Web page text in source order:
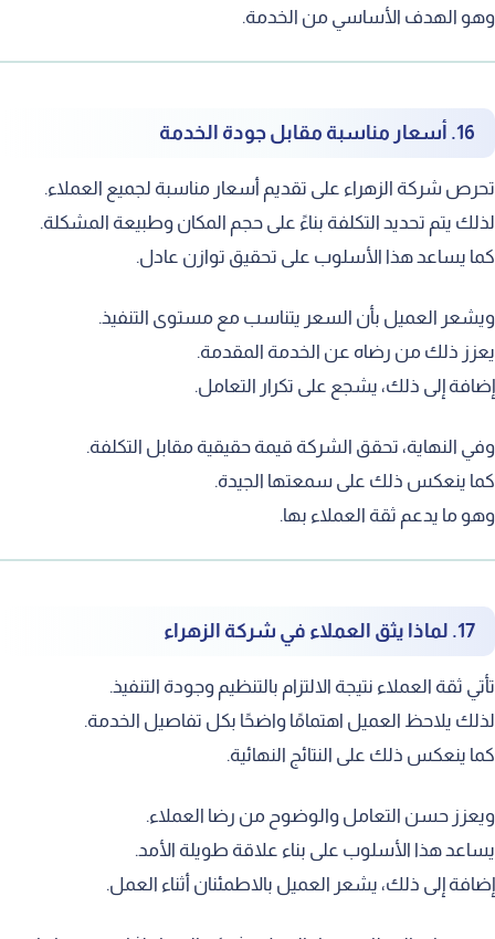
الهدف الأساسي من الخدمة.
16. أسعار مناسبة مقابل جودة الخدمة
شركة الزهراء على تقديم أسعار مناسبة لجميع العملاء.
يتم تحديد التكلفة بناءً على حجم المكان وطبيعة المشكلة.
يساعد هذا الأسلوب على تحقيق توازن عادل.
العميل بأن السعر يتناسب مع مستوى التنفيذ.
ذلك من رضاه عن الخدمة المقدمة.
إلى ذلك، يشجع على تكرار التعامل.
النهاية، تحقق الشركة قيمة حقيقية مقابل التكلفة.
ينعكس ذلك على سمعتها الجيدة.
ما يدعم ثقة العملاء بها.
17. لماذا يثق العملاء في شركة الزهراء
ثقة العملاء نتيجة الالتزام بالتنظيم وجودة التنفيذ.
يلاحظ العميل اهتمامًا واضحًا بكل تفاصيل الخدمة.
ينعكس ذلك على النتائج النهائية.
حسن التعامل والوضوح من رضا العملاء.
هذا الأسلوب على بناء علاقة طويلة الأمد.
إلى ذلك، يشعر العميل بالاطمئنان أثناء العمل.